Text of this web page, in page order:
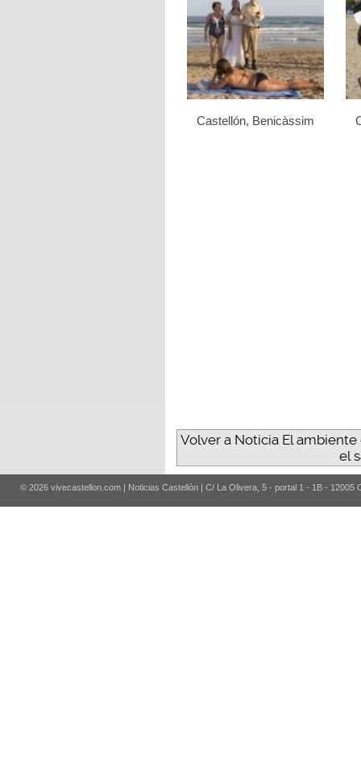
Castellón, Benicàssim
Volver a Noticia El
el
© 2026 vivecastellon.com | Noticias Castellón | C/ La Olivera, 5 - portal 1 - 1B - 12005